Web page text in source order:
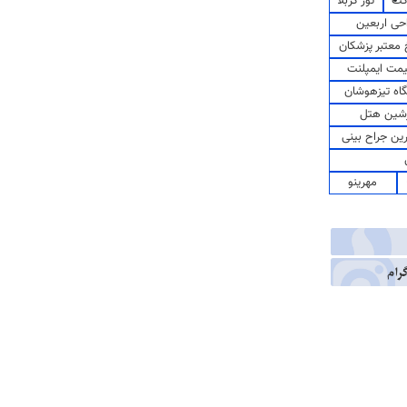
اربعین
پزشکان
ایمپلنت
تیزهوشان
هتل
جراح بینی
مهرینو